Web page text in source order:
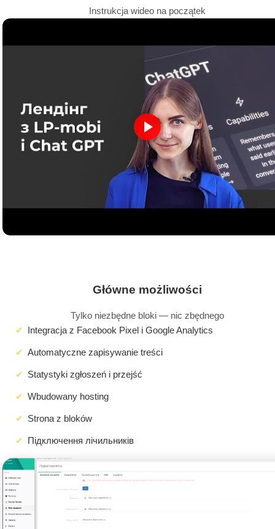
Instrukcja wideo na początek
Główne możliwości
Tylko niezbędne bloki — nic zbędnego
Integracja z Facebook Pixel i Google Analytics
Automatyczne zapisywanie treści
Statystyki zgłoszeń i przejść
Wbudowany hosting
Strona z bloków
Підключення лічильників